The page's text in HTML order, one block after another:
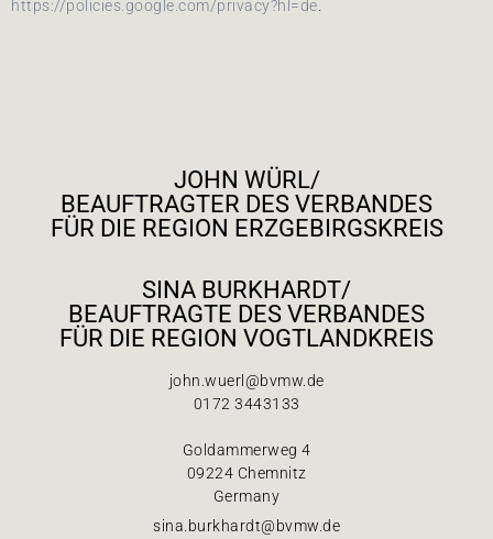
https://policies.google.com/privacy?hl=de.
JOHN WÜRL/
BEAUFTRAGTER DES VERBANDES
FÜR DIE REGION ERZGEBIRGSKREIS
SINA BURKHARDT/
BEAUFTRAGTE DES VERBANDES
FÜR DIE REGION VOGTLANDKREIS
john.wuerl@bvmw.de
0172 3443133
Goldammerweg 4
09224 Chemnitz
Germany
sina.burkhardt@bvmw.de